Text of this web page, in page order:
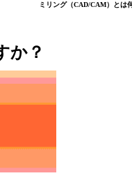
ミリング（CAD/CAM）とは
か？